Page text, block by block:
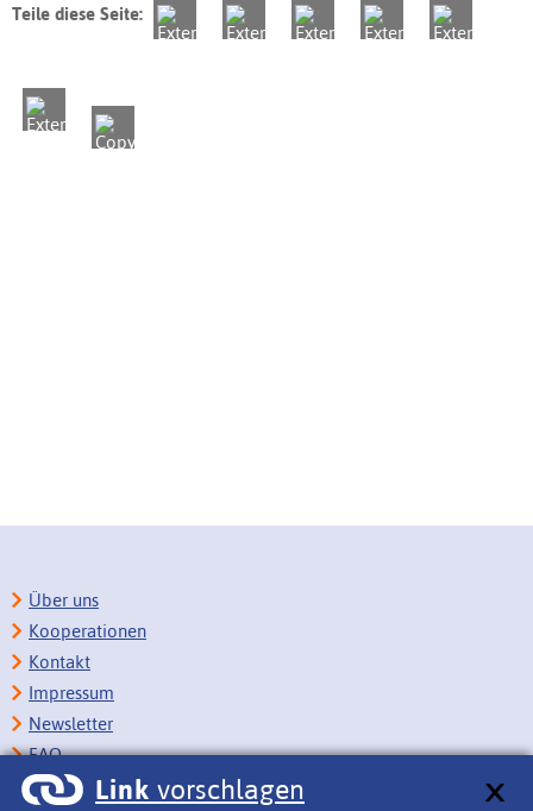
Teile diese Seite:
Link vorschlagen
Über uns
Kooperationen
Kontakt
Impressum
Newsletter
FAQ
Copyright